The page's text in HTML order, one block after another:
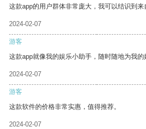
这款app的用户群体非常庞大，我可以结识到来
2024-02-07
游客
这款app就像我的娱乐小助手，随时随地为我的
2024-02-07
游客
这款软件的价格非常实惠，值得推荐。
2024-02-07